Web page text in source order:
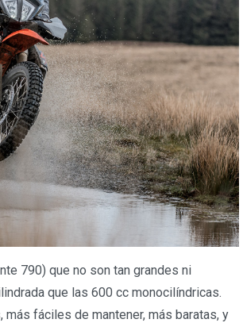
790) que no son tan grandes ni
que las 600 cc monocilíndricas.
fáciles de mantener, más baratas, y